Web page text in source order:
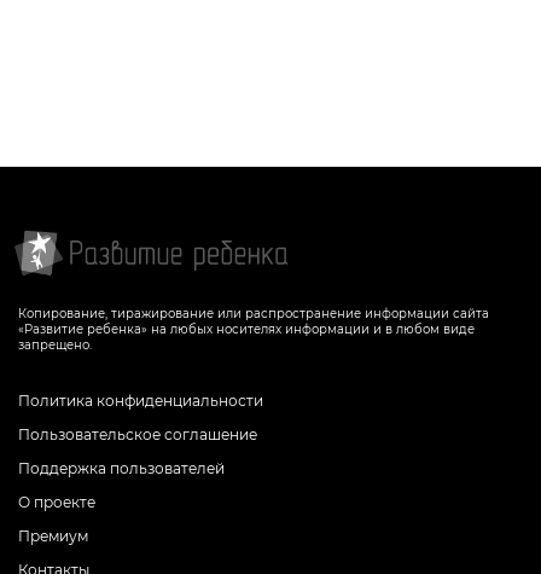
Копирование, тиражирование или распространение информации сайта
«Развитие ребенка» на любых носителях информации и в любом виде
запрещено.
Политика конфиденциальности
Пользовательское соглашение
Поддержка пользователей
О проекте
Премиум
Контакты